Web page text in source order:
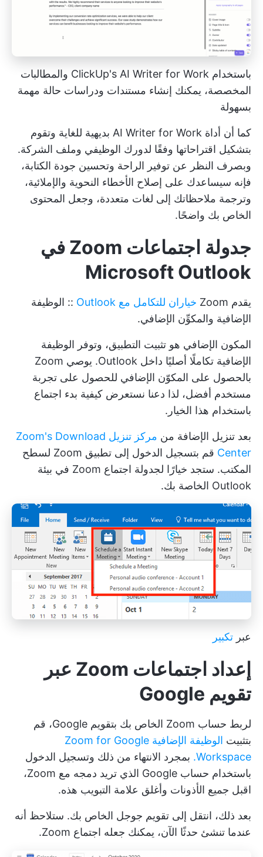
باستخدام ClickUp's AI Writer for Work والمطالبات
المخصصة، يمكنك إنشاء مستندات ودراسات حالة مهمة
بسهولة
كما أن أداة AI Writer for Work بديهية للغاية وتقوم
بتشكيل اقتراحاتها وفقًا لدورك الوظيفي وملف الشركة.
وبصرف النظر عن توفير الراحة وتحسين جودة الكتابة،
فإنه سيساعدك على إصلاح الأخطاء النحوية والإملائية،
وترجمة ملاحظاتك إلى لغات متعددة، وجعل المحتوى
الخاص بك واضحًا.
جدولة اجتماعات Zoom في
Microsoft Outlook
يقدم Zoom خياران للتكامل مع Outlook
:: الوظيفة
الإضافية والمكوِّن الإضافي.
المكون الإضافي هو تثبيت التطبيق، وتوفر الوظيفة
الإضافية تكاملًا أصليًا داخل Outlook. يوصي Zoom
بالحصول على المكوّن الإضافي للحصول على تجربة
مستخدم أفضل، لذا دعنا نستعرض كيفية بدء اجتماع
باستخدام هذا الخيار.
بعد تنزيل الإضافة من
مركز تنزيل Zoom's Download
Center
قم بتسجيل الدخول إلى تطبيق Zoom لسطح
المكتب. ستجد خيارًا لجدولة اجتماع Zoom في بيئة
Outlook الخاصة بك.
عبر تكبير
إعداد اجتماعات Zoom عبر
تقويم Google
لربط حساب Zoom الخاص بك بتقويم Google، قم
بتثبيت
الوظيفة الإضافية Zoom for Google
Workspace. بمجرد الانتهاء من ذلك وتسجيل الدخول
باستخدام حساب Google الذي تريد دمجه مع Zoom،
اقبل جميع الأذونات وأغلق علامة التبويب هذه.
بعد ذلك، انتقل إلى تقويم جوجل الخاص بك. ستلاحظ أنه
عندما تنشئ حدثًا الآن، يمكنك جعله اجتماع Zoom.